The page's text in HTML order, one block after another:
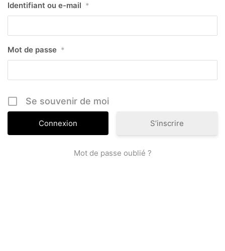
Identifiant ou e-mail *
Mot de passe *
Se souvenir de moi
S’inscrire
Mot de passe oublié ?